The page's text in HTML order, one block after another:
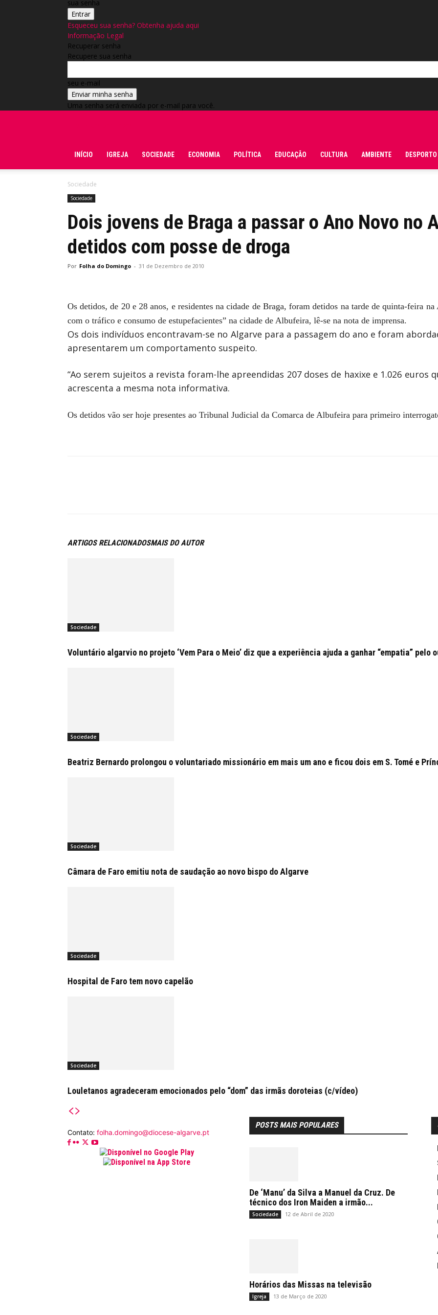
sua senha
Esqueceu sua senha? Obtenha ajuda aqui
Informação Legal
Recuperar senha
Recupere sua senha
seu e-mail
Uma senha será enviada por e-mail para você.
INÍCIO IGREJA SOCIEDADE ECONOMIA POLÍTICA EDUCAÇÃO CULTURA AMBIENTE DESPORTO
Sociedade
Sociedade
Dois jovens de Braga a passar o Ano Novo no
detidos com posse de droga
Por Folha do Domingo - 31 de Dezembro de 2010
Os detidos, de 20 e 28 anos, e residentes na cidade de Braga, foram detidos na tarde de quinta-feira
com o tráfico e consumo de estupefacientes” na cidade de Albufeira, lê-se na nota de imprensa.
Os dois indivíduos encontravam-se no Algarve para a passagem do ano e foram
apresentarem um comportamento suspeito.
“Ao serem sujeitos a revista foram-lhe apreendidas 207 doses de haxixe e 1.026 euros
acrescenta a mesma nota informativa.
Os detidos vão ser hoje presentes ao Tribunal Judicial da Comarca de Albufeira para primeiro
ARTIGOS RELACIONADOSMAIS DO AUTOR
Sociedade
Voluntário algarvio no projeto ‘Vem Para o Meio’ diz que a experiência ajuda a ganhar “empatia” pelo
Sociedade
Beatriz Bernardo prolongou o voluntariado missionário em mais um ano e ficou dois em S. Tomé e
Sociedade
Câmara de Faro emitiu nota de saudação ao novo bispo do Algarve
Sociedade
Hospital de Faro tem novo capelão
Sociedade
Louletanos agradeceram emocionados pelo “dom” das irmãs doroteias (c/vídeo)
Contato: folha.domingo@diocese-algarve.pt
POSTS MAIS POPULARES
De ‘Manu’ da Silva a Manuel da Cruz. De
técnico dos Iron Maiden a irmão...
Sociedade 12 de Abril de 2020
Horários das Missas na televisão
Igreja 13 de Março de 2020